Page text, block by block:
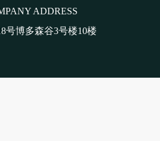
ADDRESS
号博多森谷3号楼10楼